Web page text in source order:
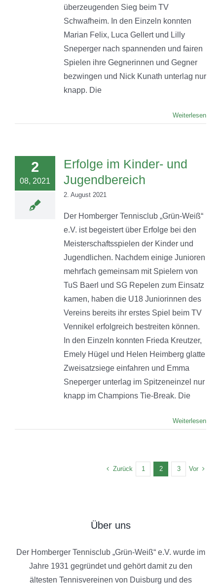
überzeugenden Sieg beim TV
Schwafheim. In den Einzeln konnten
Marian Felix, Luca Gellert und Lilly
Sneperger nach spannenden und fairen
Spielen ihre Gegnerinnen und Gegner
bezwingen und Nick Kunath unterlag nur
knapp. Die
Weiterlesen
2
08, 2021
Erfolge im Kinder- und
Jugendbereich
2. August 2021
Der Homberger Tennisclub „Grün-Weiß“
e.V. ist begeistert über Erfolge bei den
Meisterschaftsspielen der Kinder und
Jugendlichen. Nachdem einige Junioren
mehrfach gemeinsam mit Spielern von
TuS Baerl und SG Repelen zum Einsatz
kamen, haben die U18 Juniorinnen des
Vereins bereits ihr erstes Spiel beim TV
Vennikel erfolgreich bestreiten können.
In den Einzeln konnten Frieda Kreutzer,
Emely Hügel und Helen Heimberg glatte
Zweisatzsiege einfahren und Emma
Sneperger unterlag im Spitzeneinzel nur
knapp im Champions Tie-Break. Die
Weiterlesen
Zurück 1 2 3 Vor
Über uns
Der Homberger Tennisclub „Grün-Weiß“ e.V. wurde im
Jahre 1931 gegründet und gehört damit zu den
ältesten Tennisvereinen von Duisburg und des